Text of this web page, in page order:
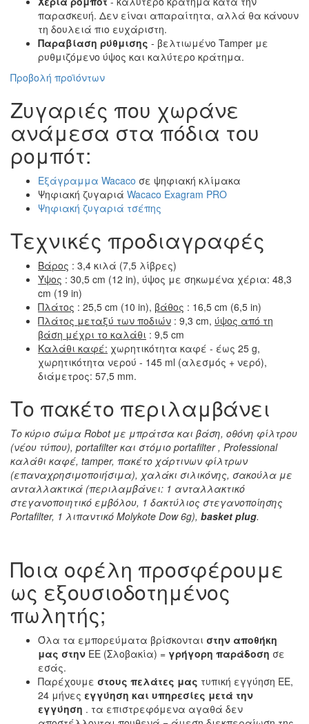
παρασκευή. Δεν είναι απαραίτητα, αλλά θα κάνουν
τη δουλειά πιο ευχάριστη.
Παραβίαση ρύθμισης - βελτιωμένο Tamper με
ρυθμιζόμενο ύψος και καλύτερο κράτημα.
Προβολή προϊόντων
Ζυγαριές που χωράνε
ανάμεσα στα πόδια του
ρομπότ:
Εξάγραμμα Wacaco σε ψηφιακή κλίμακα
Ψηφιακή ζυγαριά Wacaco Exagram PRO
Ψηφιακή ζυγαριά τσέπης
Τεχνικές προδιαγραφές
Βάρος : 3,4 κιλά (7,5 λίβρες)
Ύψος : 30,5 cm (12 in), ύψος με σηκωμένα χέρια: 48,3
cm (19 in)
Πλάτος : 25,5 cm (10 in), βάθος : 16,5 cm (6,5 in)
Πλάτος μεταξύ των ποδιών : 9,3 cm, ύψος από τη
βάση μέχρι το καλάθι : 9,5 cm
Καλάθι καφέ: χωρητικότητα καφέ - έως 25 g,
χωρητικότητα νερού - 145 ml (αλεσμός + νερό),
διάμετρος: 57,5 mm.
Το πακέτο περιλαμβάνει
Το κύριο σώμα Robot με μπράτσα και βάση, οθόνη φίλτρου
(νέου τύπου), portafilter και στόμιο portafilter , Professional
καλάθι καφέ, tamper, πακέτο χάρτινων φίλτρων
(επαναχρησιμοποιήσιμα), χαλάκι σιλικόνης, σακούλα με
ανταλλακτικά (περιλαμβάνει: 1 ανταλλακτικό
στεγανοποιητικό εμβόλου, 1 δακτύλιος στεγανοποίησης
Portafilter, 1 λιπαντικό Molykote Dow 6g), basket plug.
Ποια οφέλη προσφέρουμε
ως εξουσιοδοτημένος
πωλητής;
Όλα τα εμπορεύματα βρίσκονται στην αποθήκη
μας στην ΕΕ (Σλοβακία) = γρήγορη παράδοση σε
εσάς.
Παρέχουμε στους πελάτες μας τυπική εγγύηση ΕΕ,
24 μήνες εγγύηση και υπηρεσίες μετά την
εγγύηση . τα επιστρεφόμενα αγαθά δεν